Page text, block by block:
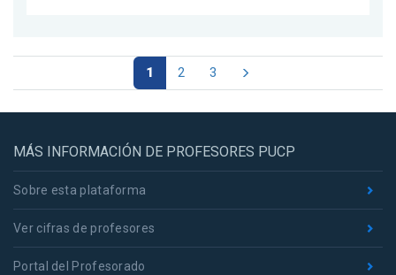
1 2 3
MÁS INFORMACIÓN DE PROFESORES PUCP
Sobre esta plataforma
Ver cifras de profesores
Portal del Profesorado